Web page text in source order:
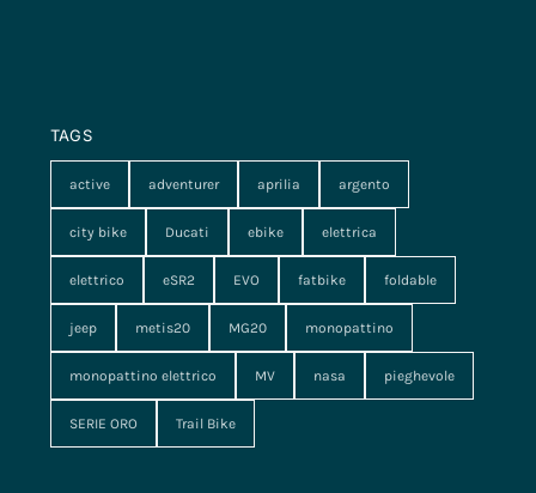
TAGS
active adventurer aprilia argento
city bike Ducati ebike elettrica
elettrico eSR2 EVO fatbike foldable
jeep metis20 MG20 monopattino
monopattino elettrico MV nasa pieghevole
SERIE ORO Trail Bike